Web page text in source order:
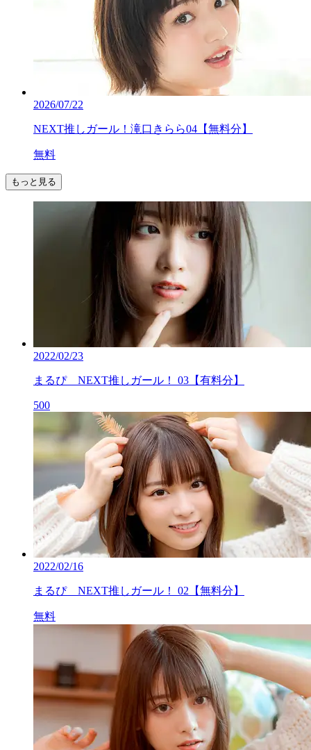
2026/07/22
NEXT推しガール！滝口きらら04【無料分】
無料
もっと見る
2022/02/23
まるぴ NEXT推しガール！ 03【有料分】
500
2022/02/16
まるぴ NEXT推しガール！ 02【無料分】
無料